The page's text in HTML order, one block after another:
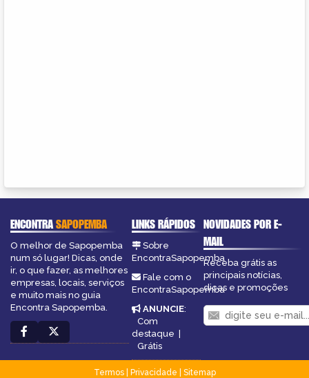
ENCONTRASAPOPEMBA
O melhor de Sapopemba
num só lugar! Dicas, onde
ir, o que fazer, as melhores
empresas, locais, serviços
e muito mais no guia
Encontra Sapopemba.
LINKS RÁPIDOS
Sobre
EncontraSapopemba
Fale com o
EncontraSapopemba
ANUNCIE:
Com
destaque
Grátis
NOVIDADES POR E-
MAIL
Receba grátis as
principais notícias,
dicas e promoções
Termos| Privacidade
Sitemap